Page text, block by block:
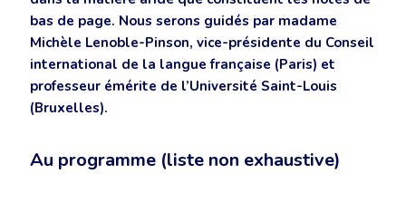
bas de page. Nous serons guidés par madame
Michèle Lenoble-Pinson, vice-présidente du Conseil
international de la langue française (Paris) et
professeur émérite de l’Université Saint-Louis
(Bruxelles).
Au programme (liste non exhaustive)